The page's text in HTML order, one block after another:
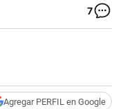
7
Agregar PERFIL en Google